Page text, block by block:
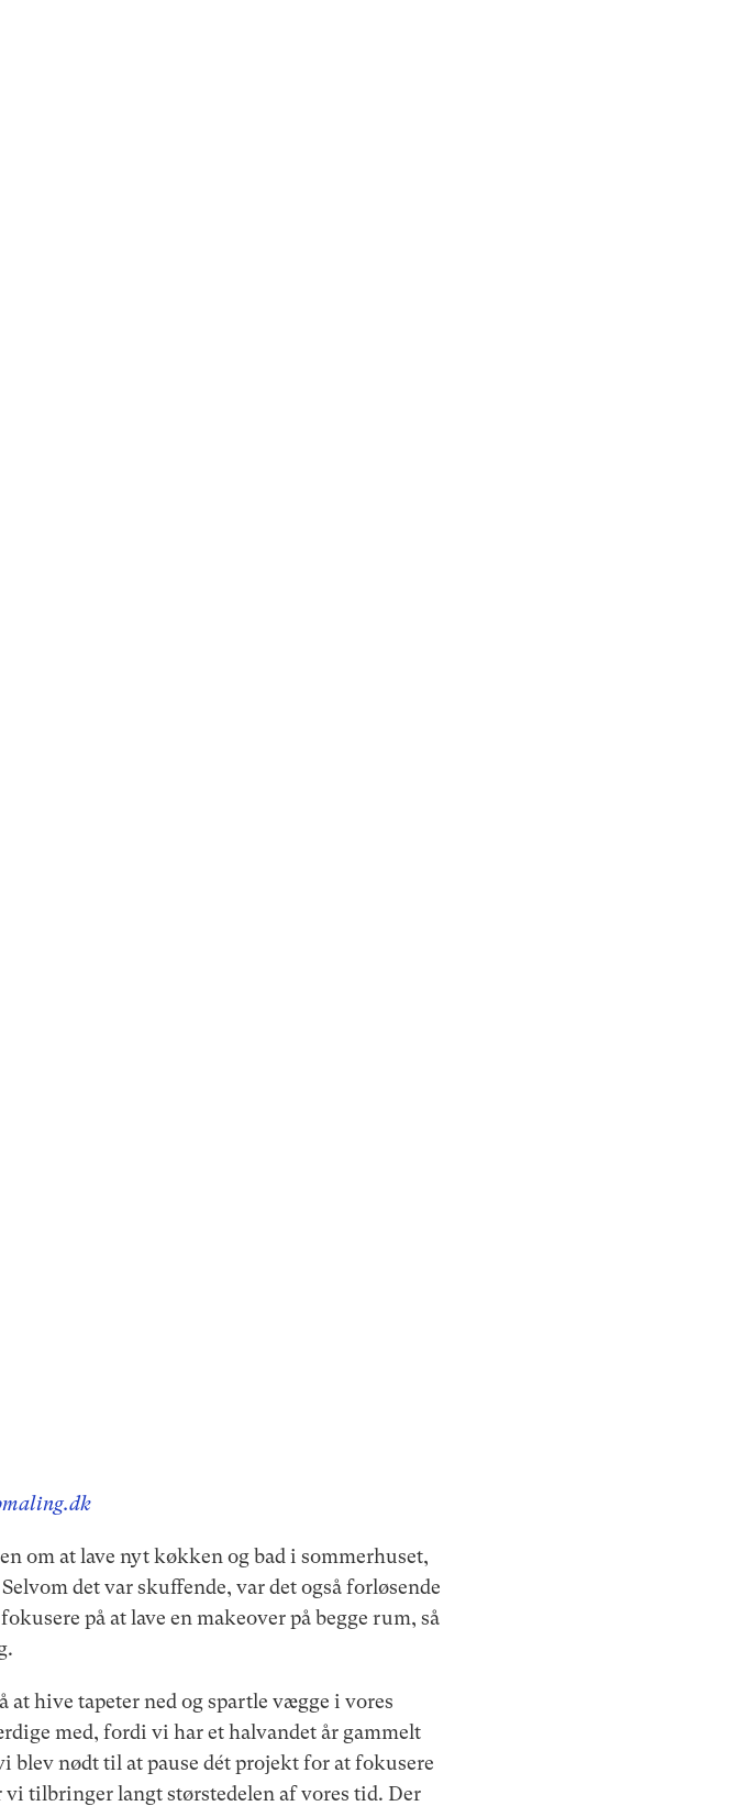
om at lave nyt køkken og bad i sommerhuset,
det var skuffende, var det også forløsende
på at lave en makeover på begge rum, så
hive tapeter ned og spartle vægge i vores
med, fordi vi har et halvandet år gammelt
nødt til at pause dét projekt for at fokusere
vi tilbringer langt størstedelen af vores tid. Der